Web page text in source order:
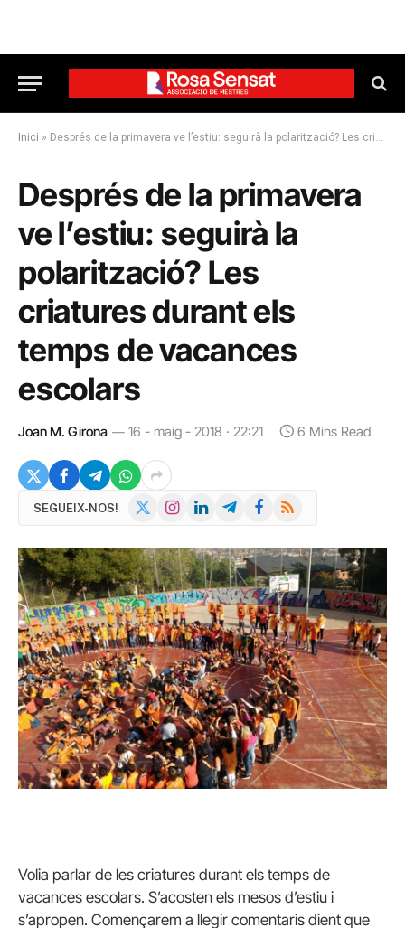
Inici » Després de la primavera ve l’estiu: seguirà la polarització? Les criatures durant els temps de vacances escolars
Després de la primavera
ve l’estiu: seguirà la
polarització? Les
criatures durant els
temps de vacances
escolars
Joan M. Girona 16 - maig - 2018 · 22:21 6 Mins Read
SEGUEIX-NOS!
X
InstagramLinkedInTelegramFacebook
RSS
Volia parlar de les criatures durant els temps de
vacances escolars. S’acosten els mesos d’estiu i
s’apropen. Començarem a llegir comentaris dient que